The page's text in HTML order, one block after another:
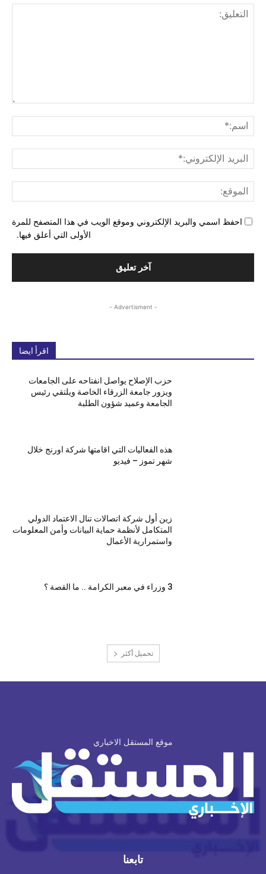
احفظ اسمي والبريد الإلكتروني وموقع الويب في هذا المتصفح للمرة
الأولى التي أعلق فيها.
- Advertisment -
اقرأ ايضا
حزب الإصلاح يواصل انفتاحه على الجامعات
ويزور جامعة الزرقاء الخاصة ويلتقي رئيس
الجامعة وعميد شؤون الطلبة
هذه الفعاليات التي اقامتها شركة اورنج خلال
شهر تموز – فيديو
زين أول شركة اتصالات تنال الاعتماد الدولي
المتكامل لأنظمة حماية البيانات وأمن المعلومات
واستمرارية الأعمال
3 وزراء في معبر الكرامة .. ما القصة ؟
تحميل أكثر
موقع المستقل الاخباري
تابعنا